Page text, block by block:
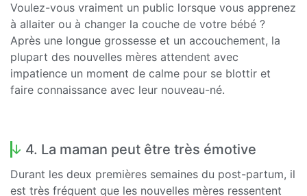
Voulez-vous vraiment un public lorsque vous apprenez
à allaiter ou à changer la couche de votre bébé ?
Après une longue grossesse et un accouchement, la
plupart des nouvelles mères attendent avec
impatience un moment de calme pour se blottir et
faire connaissance avec leur nouveau-né.
4. La maman peut être très émotive
Durant les deux premières semaines du post-partum, il
est très fréquent que les nouvelles mères ressentent